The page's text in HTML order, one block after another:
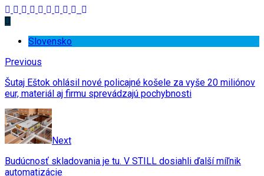
Slovensko
Previous
Šutaj Eštok ohlásil nové policajné košele za vyše 20 miliónov
eur, materiál aj firmu sprevádzajú pochybnosti
Next
Budúcnosť skladovania je tu. V STILL dosiahli ďalší míľnik
automatizácie